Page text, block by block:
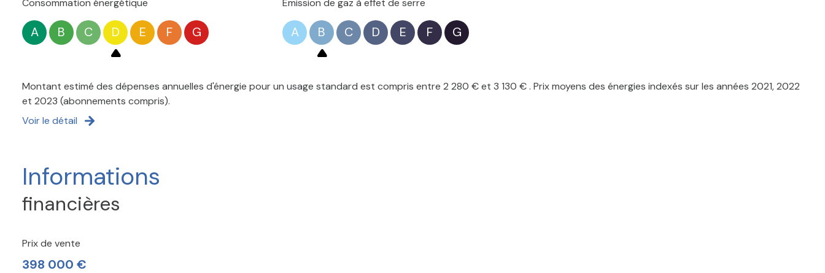
Consommation énergétique
A B C D E F G
Emission de gaz à effet de serre
A B C D E F G
Montant estimé des dépenses annuelles d'énergie pour un usage standard est compris entre 2 280 € et 3 130 € . Prix moyens des énergies indexés sur les années 2021, 2022
et 2023 (abonnements compris).
Voir le détail
Informations
financières
Prix de vente
398 000 €